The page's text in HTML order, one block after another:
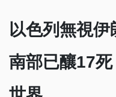
以色列無視
南部已釀17